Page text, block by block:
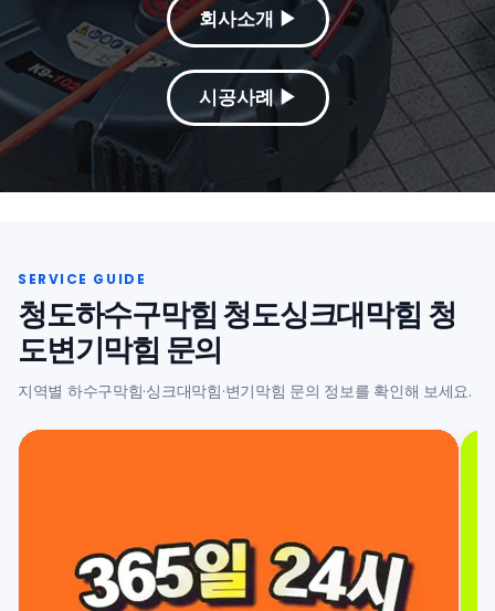
회사소개 ▶
시공사례 ▶
청도하수구막힘 청도싱크대막힘 청
도변기막힘 문의